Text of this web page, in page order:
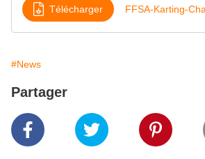
Télécharger
#News
Partager